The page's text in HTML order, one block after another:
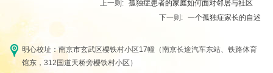
上一则:
孤独症患者的家庭如何面对邻居与社区
下一则:
一个孤独症家长的自述
明心校址：南京市玄武区樱铁村小区17幢（南京长途汽车东站、铁路体育
馆东，312国道天桥旁樱铁村小区）